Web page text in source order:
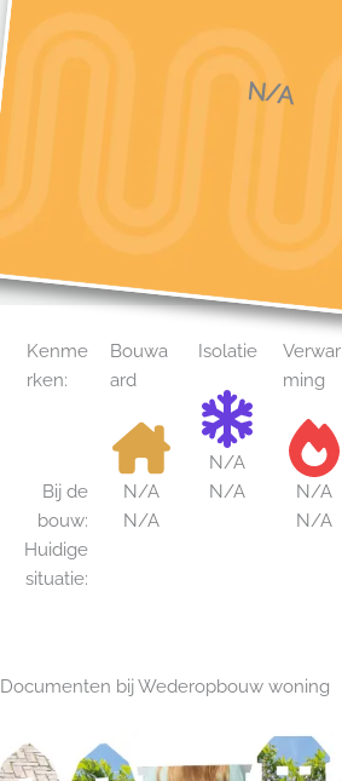
N/A​
Kenme
rken:
Bij de
bouw:
Huidige
situatie:
Bouwa
ard
N/A​
N/A​
Isolatie
N/A​
N/A​
Verwar
ming
N/A​
N/A​
Documenten bij Wederopbouw woning​